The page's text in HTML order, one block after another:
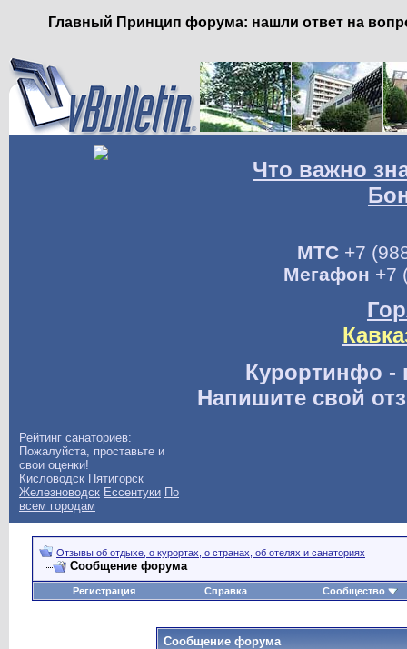
Главный Принцип форума: нашли ответ на
Что важно
МТС+7
Мегафон +7
Курортинфо -
Напишите свой
Рейтинг санаториев:
Пожалуйста, проставьте и
свои оценки!
Кисловодск Пятигорск
Железноводск Ессентуки По
всем городам
Отзывы об отдыхе, о курортах, о странах, об отелях и санаториях
Сообщение форума
Регистрация Справка Сообщество
Сообщение форума